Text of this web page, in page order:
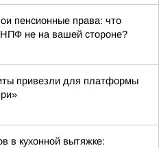
пенсионные права: что
не на вашей стороне?
привезли для платформы
в кухонной вытяжке: